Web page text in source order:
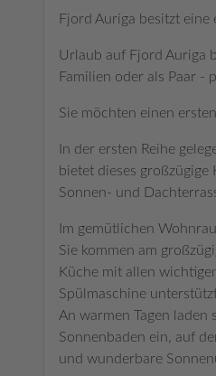
Fjord Auriga besitzt eine
Urlaub auf Fjord Auriga
Familien oder als Paar -
Sie möchten einen
In der ersten Reihe
bietet dieses
Sonnen- und
Im gemütlichen
Sie kommen am
Küche mit allen
Spülmaschine
An warmen Tagen laden
Sonnenbaden ein, auf
und wunderbare